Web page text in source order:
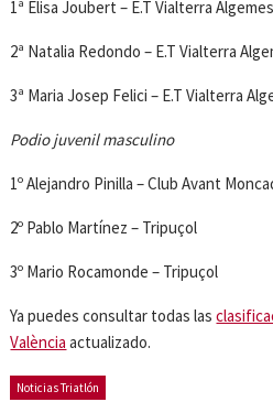
1ª Elisa Joubert – E.T Vialterra
2ª Natalia Redondo – E.T Vialterra
3ª Maria Josep Felici – E.T Vialterra
Podio juvenil masculino
1º Alejandro Pinilla – Club Avant
2º Pablo Martínez – Tripuçol
3º Mario Rocamonde – Tripuçol
Ya puedes consultar todas las
València actualizado.
Noticias Triatlón